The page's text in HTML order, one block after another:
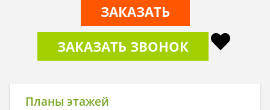
ЗАКАЗАТЬ
ЗАКАЗАТЬ ЗВОНОК
Планы этажей